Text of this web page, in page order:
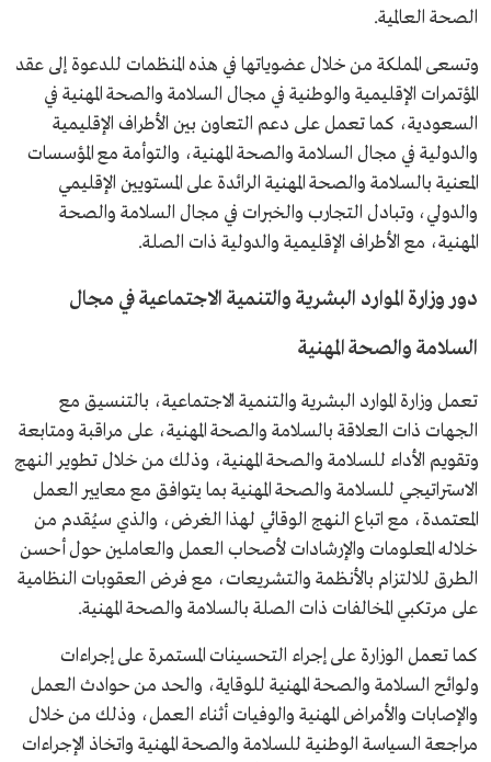
الصحة العالمية.
وتسعى المملكة من خلال عضوياتها في هذه المنظمات للدعوة إلى عقد
المؤتمرات الإقليمية والوطنية في مجال السلامة والصحة المهنية في
السعودية، كما تعمل على دعم التعاون بين الأطراف الإقليمية
والدولية في مجال السلامة والصحة المهنية، والتوأمة مع المؤسسات
المعنية بالسلامة والصحة المهنية الرائدة على المستويين الإقليمي
والدولي، وتبادل التجارب والخبرات في مجال السلامة والصحة
المهنية، مع الأطراف الإقليمية والدولية ذات الصلة.
دور وزارة الموارد البشرية والتنمية الاجتماعية في مجال
السلامة والصحة المهنية
تعمل وزارة الموارد البشرية والتنمية الاجتماعية، بالتنسيق مع
الجهات ذات العلاقة بالسلامة والصحة المهنية، على مراقبة ومتابعة
وتقويم الأداء للسلامة والصحة المهنية، وذلك من خلال تطوير النهج
الاستراتيجي للسلامة والصحة المهنية بما يتوافق مع معايير العمل
المعتمدة، مع اتباع النهج الوقائي لهذا الغرض، والذي سيُقدم من
خلاله المعلومات والإرشادات لأصحاب العمل والعاملين حول أحسن
الطرق للالتزام بالأنظمة والتشريعات، مع فرض العقوبات النظامية
على مرتكبي المخالفات ذات الصلة بالسلامة والصحة المهنية.
كما تعمل الوزارة على إجراء التحسينات المستمرة على إجراءات
ولوائح السلامة والصحة المهنية للوقاية، والحد من حوادث العمل
والإصابات والأمراض المهنية والوفيات أثناء العمل، وذلك من خلال
مراجعة السياسة الوطنية للسلامة والصحة المهنية واتخاذ الإجراءات